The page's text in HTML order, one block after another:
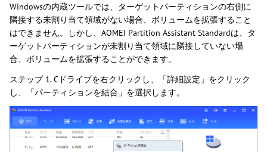
Windowsの内蔵ツールでは、ターゲットパーティションの右側に
隣接する未割り当て領域がない場合、ボリュームを拡張すること
はできません。しかし、AOMEI Partition Assistant Standardは、タ
ーゲットパーティションが未割り当て領域に隣接していない場
合、ボリュームを拡張することができます。
ステップ 1. Cドライブを右クリックし、「詳細設定」をクリック
し、「パーティションを結合」を選択します。